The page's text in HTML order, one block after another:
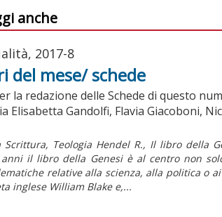
anche
2017-8
del mese/ schede
la redazione delle Schede di questo
Elisabetta Gandolfi, Flavia Giacoboni,
Scrittura, Teologia Hendel R., Il libro della
anni il libro della Genesi è al centro non
relative alla scienza, alla politica o
inglese William Blake e,...